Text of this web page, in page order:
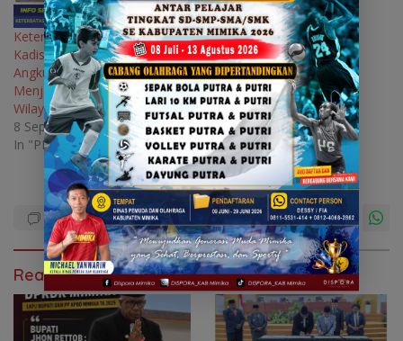
Keterbatasan Armada,
Kadis DLH : Layanan
Angkutan Sampah Belum
Menjangkau Semua
Wilayah di Timika
8 September 2025
In "PEMERINTAH"
Read Also